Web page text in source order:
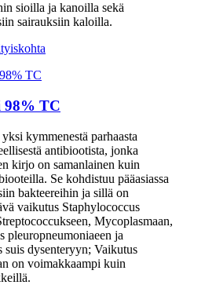
sioilla ja kanoilla sekä
sairauksiin kaloilla.
TC
kymmenestä parhaasta
antibiootista, jonka
kirjo on samanlainen kuin
Se kohdistuu pääasiassa
bakteereihin ja sillä on
vaikutus Staphylococcus
Mycoplasmaan,
pleuropneumoniaeen ja
suis dysenteryyn; Vaikutus
on voimakkaampi kuin